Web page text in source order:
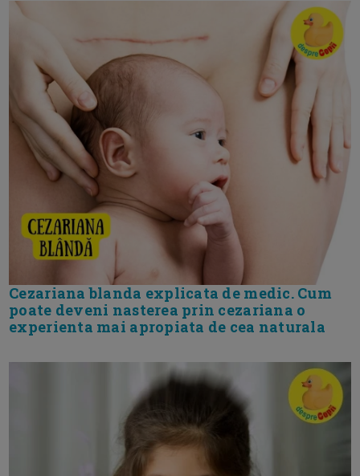
Cezariana blanda explicata de medic. Cum
poate deveni nasterea prin cezariana o
experienta mai apropiata de cea naturala